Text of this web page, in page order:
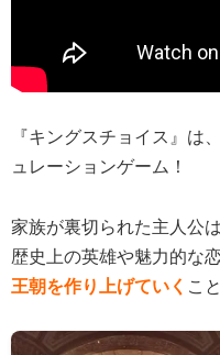
『キングスチョイス』は
ュレーションゲーム！
家族が裏切られた主人公
歴史上の英雄や魅力的な
王朝を作り上げていく こ